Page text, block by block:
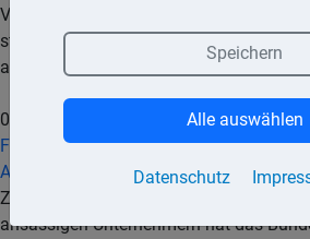
Vergleich« veröffentlicht, die einen
steuerpolitische Indikatoren in EU- und
ausgewählten Industriestaaten gibt.
04.08.2026
Fragebogen zur umsatzsteuerlichen
Ausland ansässigen Unternehmern
Zur umsatzsteuerlichen Erfassung von
ansässigen Unternehmern hat das
Datenschutz
Speichern
Alle auswählen